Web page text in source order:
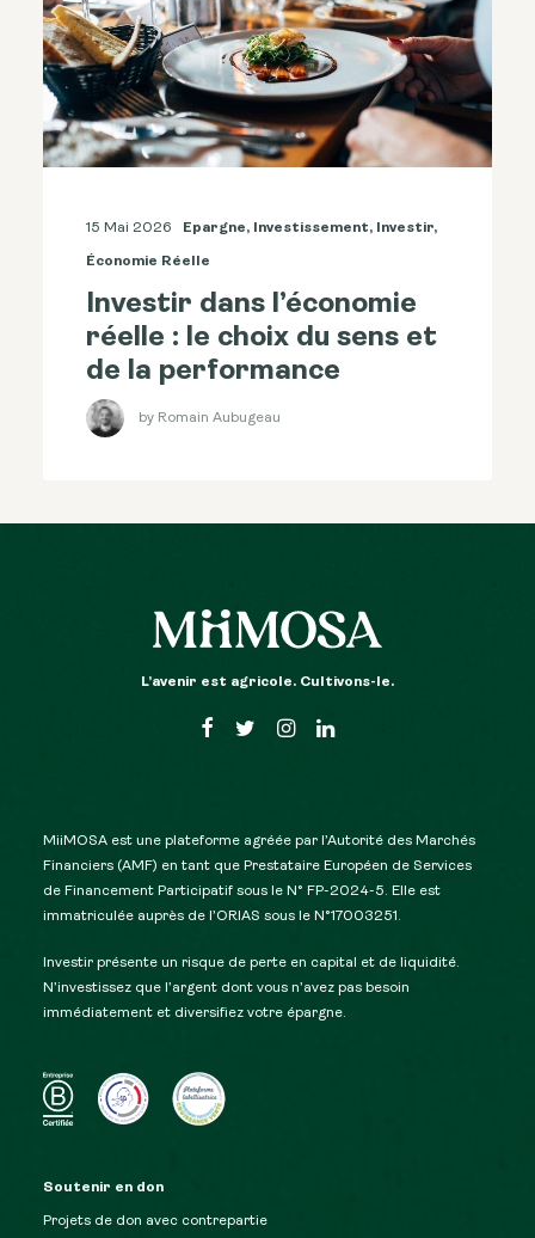
15 Mai 2026 Epargne, Investissement, Investir,
Économie Réelle
Investir dans l’économie
réelle : le choix du sens et
de la performance
by Romain Aubugeau
L’avenir est agricole. Cultivons-le.
MiiMOSA est une plateforme agréée par l’Autorité des Marchés
Financiers (AMF) en tant que Prestataire Européen de Services
de Financement Participatif sous le N° FP-2024-5. Elle est
immatriculée auprès de l’ORIAS sous le N°17003251.
Investir présente un risque de perte en capital et de liquidité.
N’investissez que l’argent dont vous n’avez pas besoin
immédiatement et diversifiez votre épargne.
Soutenir en don
Projets de don avec contrepartie